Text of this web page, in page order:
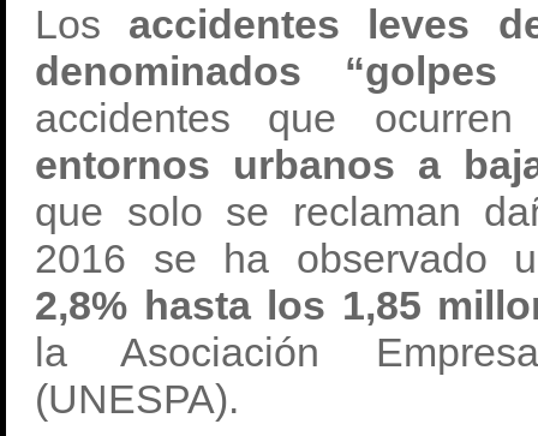
Los accidentes leves
denominados
accidentes que
entornos urbanos a
que solo se reclaman
2016 se ha observado
2,8% hasta los 1,85
la Asociación
(UNESPA).